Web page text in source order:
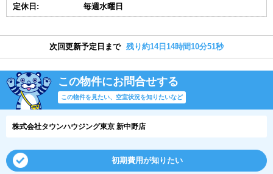
定休日: 毎週水曜日
次回更新予定日まで 残り約14日14時間10分50秒
この物件にお問合せする
この物件を見たい、空室状況を知りたいなど
株式会社タウンハウジング東京 新中野店
初期費用が知りたい